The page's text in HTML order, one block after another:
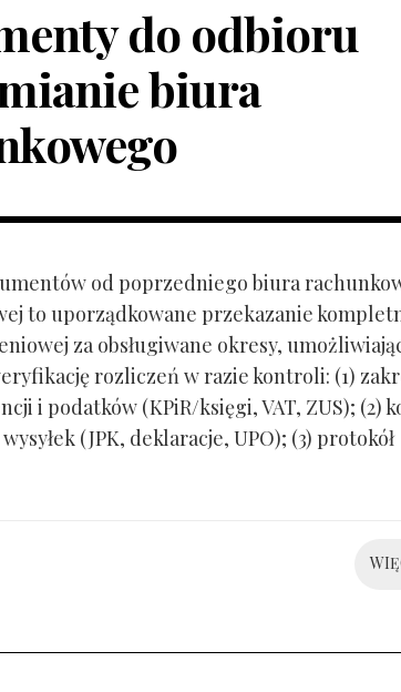
do odbioru
biura
od poprzedniego biura
to uporządkowane przekazanie
za obsługiwane okresy,
rozliczeń w razie kontroli: (1)
i podatków (KPiR/księgi, VAT, ZUS); (2)
(JPK, deklaracje, UPO); (3) protokół